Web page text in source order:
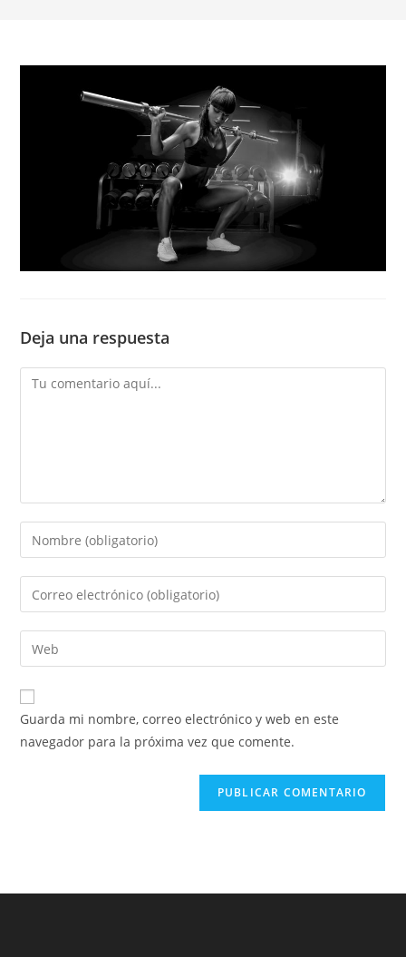
Deja una respuesta
Guarda mi nombre, correo electrónico y web en este
navegador para la próxima vez que comente.